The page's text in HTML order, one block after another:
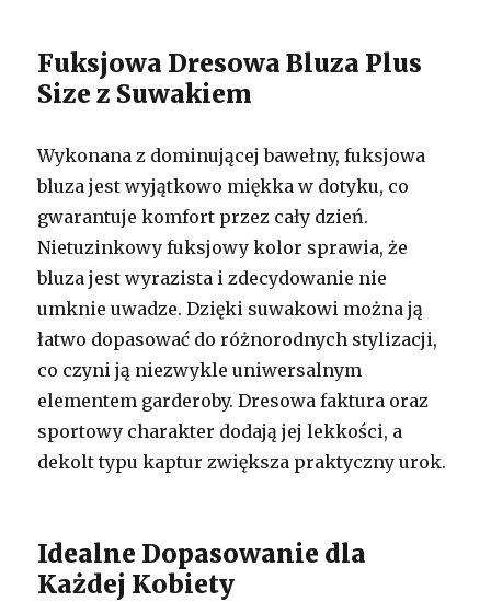
Fuksjowa Dresowa Bluza Plus
Size z Suwakiem
Wykonana z dominującej bawełny, fuksjowa
bluza jest wyjątkowo miękka w dotyku, co
gwarantuje komfort przez cały dzień.
Nietuzinkowy fuksjowy kolor sprawia, że
bluza jest wyrazista i zdecydowanie nie
umknie uwadze. Dzięki suwakowi można ją
łatwo dopasować do różnorodnych stylizacji,
co czyni ją niezwykle uniwersalnym
elementem garderoby. Dresowa faktura oraz
sportowy charakter dodają jej lekkości, a
dekolt typu kaptur zwiększa praktyczny urok.
Idealne Dopasowanie dla
Każdej Kobiety